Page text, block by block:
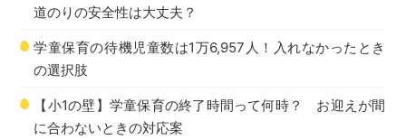
道のりの安全性は大丈夫？
学童保育の待機児童数は1万6,957人！入れなかったとき
の選択肢
【小1の壁】学童保育の終了時間って何時？ お迎えが間
に合わないときの対応案